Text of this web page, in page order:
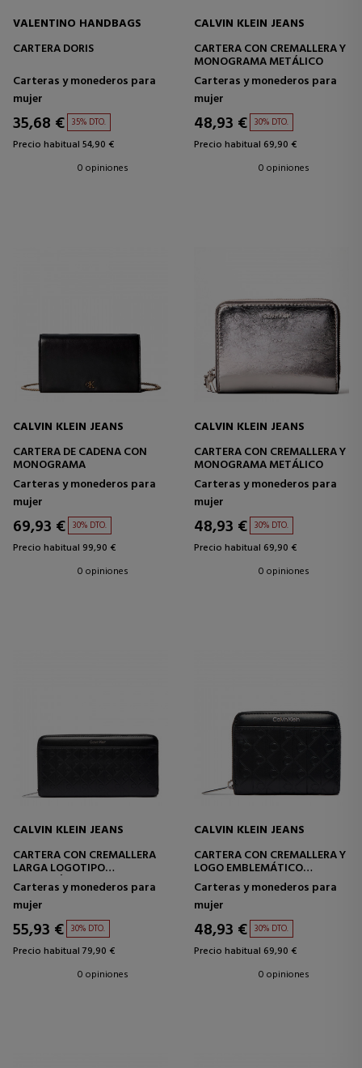
VALENTINO HANDBAGS
CARTERA DORIS
Carteras y monederos para
mujer
35,68 € 35% DTO.
Precio habitual 54,90 €
0 opiniones
CALVIN KLEIN JEANS
CARTERA CON CREMALLERA Y
MONOGRAMA METÁLICO
Carteras y monederos para
mujer
48,93 € 30% DTO.
Precio habitual 69,90 €
0 opiniones
CALVIN KLEIN JEANS
CARTERA DE CADENA CON
MONOGRAMA
Carteras y monederos para
mujer
69,93 € 30% DTO.
Precio habitual 99,90 €
0 opiniones
CALVIN KLEIN JEANS
CARTERA CON CREMALLERA Y
MONOGRAMA METÁLICO
Carteras y monederos para
mujer
48,93 € 30% DTO.
Precio habitual 69,90 €
0 opiniones
CALVIN KLEIN JEANS
CARTERA CON CREMALLERA
LARGA LOGOTIPO
EMBLEMÁTICO GRABADO
Carteras y monederos para
mujer
55,93 € 30% DTO.
Precio habitual 79,90 €
0 opiniones
CALVIN KLEIN JEANS
CARTERA CON CREMALLERA Y
LOGO EMBLEMÁTICO
GRABADO
Carteras y monederos para
mujer
48,93 € 30% DTO.
Precio habitual 69,90 €
0 opiniones